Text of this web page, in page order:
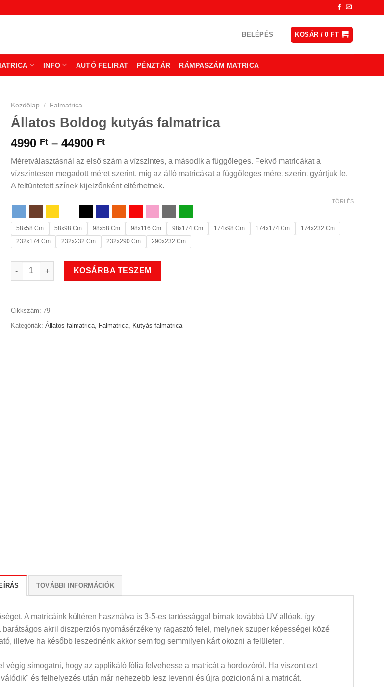
BELÉPÉS KOSÁR /0FT
INFO AUTÓ FELIRAT PÉNZTÁR RÁMPASZÁM MATRICA
Kezdőlap / Falmatrica
Állatos Boldog kutyás falmatrica
4990 Ft – 44900 FtÁrtartomány:
4990 Ft
-
44900 Ft
Méretválasztásnál az első szám a vízszintes, a második a függőleges. Fekvő matricákat a
vízszintesen megadott méret szerint, míg az álló matricákat a függőleges méret szerint gyártjuk le.
A feltüntetett színek kijelzőnként eltérhetnek.
58x58 Cm 58x98 Cm 98x58 Cm 98x116 Cm 98x174 Cm 174x98 Cm 174x174 Cm
174x232 Cm
232x174 Cm
232x232 Cm 232x290 Cm 290x232 Cm
TÖRLÉS
Állatos Boldog kutyás falmatrica mennyiség
KOSÁRBA TESZEM
Cikkszám: 79
Kategóriák: Állatos falmatrica, Falmatrica, Kutyás falmatrica
TOVÁBBI INFORMÁCIÓK
A matricáink kültéren használva is 3-5-es tartóssággal bírnak továbbá UV állóak, így
akril diszperziós nyomásérzékeny ragasztó felel, melynek szuper képességei közé
illetve ha később leszednénk akkor sem fog semmilyen kárt okozni a felületen.
simogatni, hogy az applikáló fólia felvehesse a matricát a hordozóról. Ha viszont ezt
és felhelyezés után már nehezebb lesz levenni és újra pozicionálni a matricát.